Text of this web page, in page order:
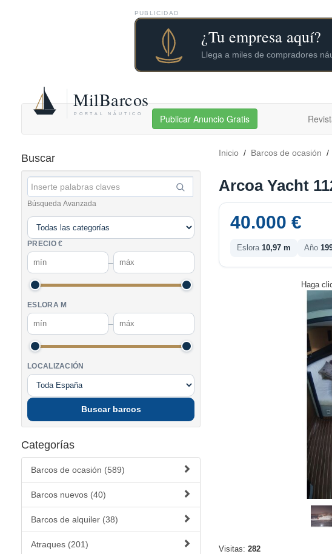
PUBLICIDAD
Publicar Anuncio Gratis
Buscar
Búsqueda Avanzada
PRECIO €
–
ESLORA M
–
LOCALIZACIÓN
Buscar barcos
Categorías
Barcos de ocasión (589)
Barcos nuevos (40)
Barcos de alquiler (38)
Atraques (201)
Inicio / Barcos de ocasión /
Arcoa Yacht
40.000 €
Eslora 10,97 m Año
Haga
Visitas: 282